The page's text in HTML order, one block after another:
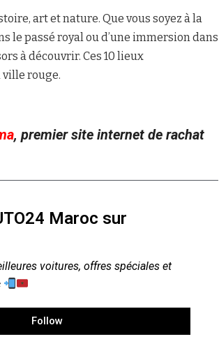
art et nature. Que vous soyez à la
le passé royal ou d’une immersion dans
à découvrir. Ces 10 lieux
rouge.
, premier site internet de rachat
Maroc sur
voitures, offres spéciales et
Follow